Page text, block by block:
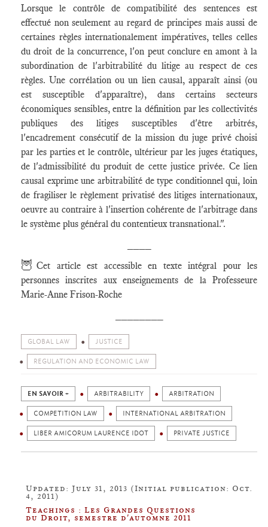
Lorsque le contrôle de compatibilité des sentences est
effectué non seulement au regard de principes mais aussi de
certaines règles internationalement impératives, telles celles
du droit de la concurrence, l'on peut conclure en amont à la
subordination de l'arbitrabilité du litige au respect de ces
règles. Une corrélation ou un lien causal, apparaît ainsi (ou
est susceptible d'apparaître), dans certains secteurs
économiques sensibles, entre la définition par les collectivités
publiques des litiges susceptibles d'être arbitrés,
l'encadrement consécutif de la mission du juge privé choisi
par les parties et le contrôle, ultérieur par les juges étatiques,
de l'admissibilité du produit de cette justice privée. Ce lien
causal exprime une arbitrabilité de type conditionnel qui, loin
de fragiliser le règlement privatisé des litiges internationaux,
oeuvre au contraire à l'insertion cohérente de l'arbitrage dans
le système plus général du contentieux transnational.".
🦉Cet article est accessible en texte intégral pour les
personnes inscrites aux enseignements de la Professeure
Marie-Anne Frison-Roche
GLOBAL LAW JUSTICE
REGULATION AND ECONOMIC LAW
EN SAVOIR + ARBITRABILITY ARBITRATION
COMPETITION LAW INTERNATIONAL ARBITRATION
LIBER AMICORUM LAURENCE IDOT PRIVATE JUSTICE
Updated: July 31, 2013 (Initial publication: Oct.
4, 2011)
Teachings : Les Grandes Questions
du Droit, semestre d'automne 2011